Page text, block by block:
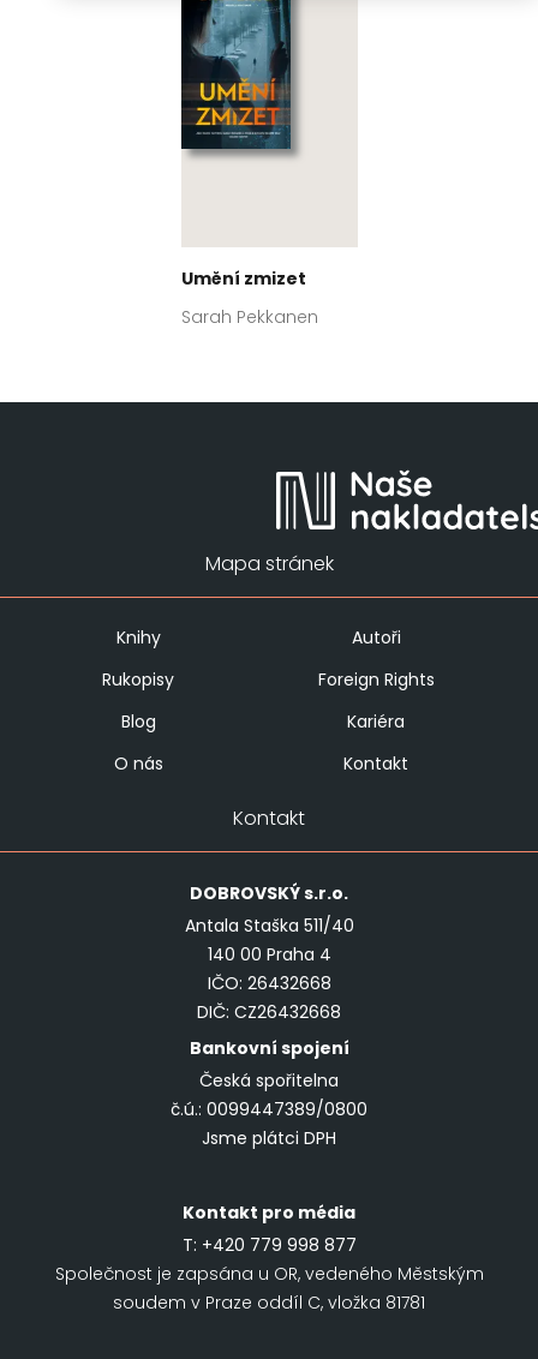
Umění zmizet
Sarah Pekkanen
Mapa stránek
Knihy
Autoři
Rukopisy
Foreign Rights
Blog
Kariéra
O nás
Kontakt
Kontakt
DOBROVSKÝs.r.o.
Antala Staška 511/40
140 00 Praha 4
IČO: 26432668
DIČ: CZ26432668
Bankovní spojení
Česká spořitelna
č.ú.: 0099447389/0800
Jsme plátci DPH
Kontakt pro média
T: +420 779 998 877
Společnost je zapsána u OR, vedeného Městským
soudem v Praze oddíl C, vložka 81781